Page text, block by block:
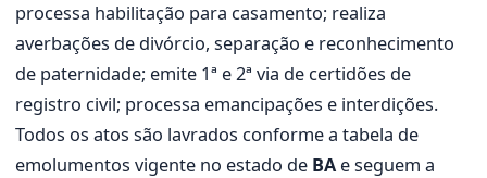
processa habilitação para casamento; realiza
averbações de divórcio, separação e reconhecimento
de paternidade; emite 1ª e 2ª via de certidões de
registro civil; processa emancipações e interdições.
Todos os atos são lavrados conforme a tabela de
emolumentos vigente no estado de BA e seguem a